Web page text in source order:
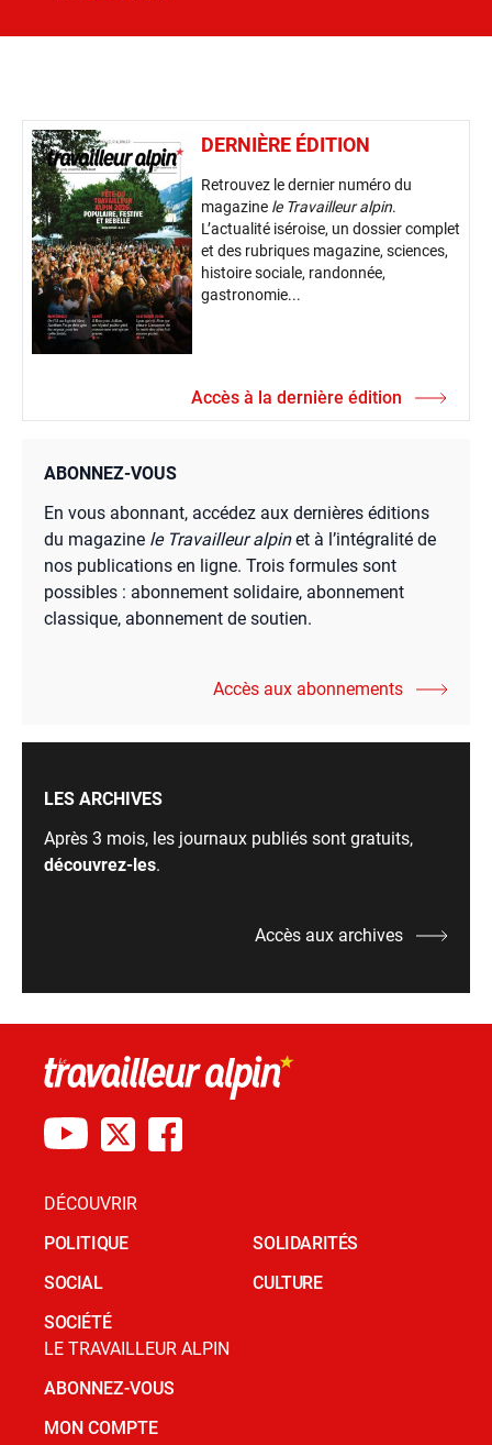
DERNIÈRE ÉDITION
Retrouvez le dernier numéro du
magazine le Travailleur alpin.
L’actualité iséroise, un dossier complet
et des rubriques magazine, sciences,
histoire sociale, randonnée,
gastronomie...
Accès à la dernière édition
ABONNEZ-VOUS
En vous abonnant, accédez aux dernières éditions
du magazine le Travailleur alpinet à l’intégralité de
nos publications en ligne. Trois formules sont
possibles : abonnement solidaire, abonnement
classique, abonnement de soutien.
Accès aux abonnements
LES ARCHIVES
Après 3 mois, les journaux publiés sont gratuits,
découvrez-les.
Accès aux archives
DÉCOUVRIR
POLITIQUE
SOCIAL
SOCIÉTÉ
SOLIDARITÉS
CULTURE
LE TRAVAILLEUR ALPIN
ABONNEZ-VOUS
MON COMPTE